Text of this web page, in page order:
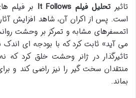
تاثیر تحلیل فیلم It Follows
بر فیلم
است. پس از اکران آن، شاهد افزایش
اتمسفرهای مشابه و تمرکز بر وحشت
می آید» ثابت کرد که با بودجه ای
تاثیرگذار در ژانر وحشت خلق کرد که
منتقدان سخت گیر را نیز راضی کند و
بماند.